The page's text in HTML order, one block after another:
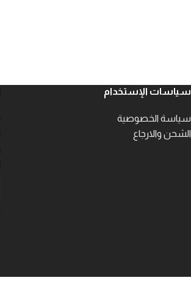
سياسات الإستخدام
سياسة الخصوصية
الشحن والارجاع